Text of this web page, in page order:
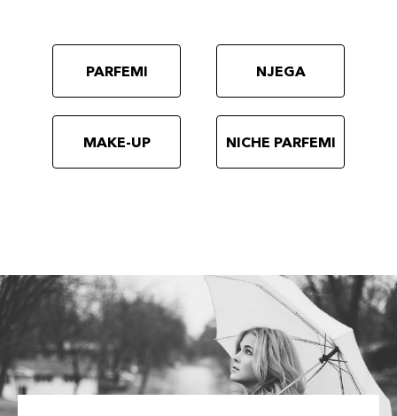
PARFEMI NJEGA
MAKE-UP NICHE PARFEMI